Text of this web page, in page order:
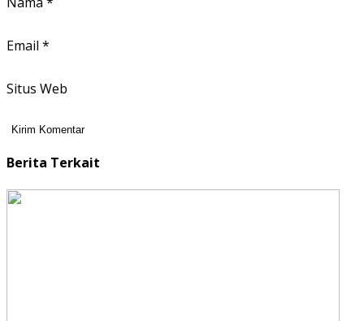
Email *
Situs Web
Berita Terkait